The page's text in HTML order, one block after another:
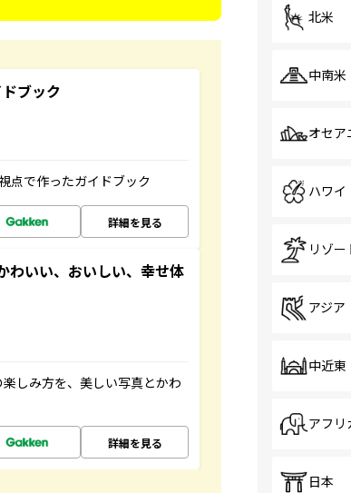
ブック
点で作ったガイドブック
詳細を見る
いい、おいしい、幸せ体
しみ方を、美しい写真とかわ
詳細を見る
北米
中南米
オセア
ハワイ
リゾー
アジア
中近東
アフリ
日本